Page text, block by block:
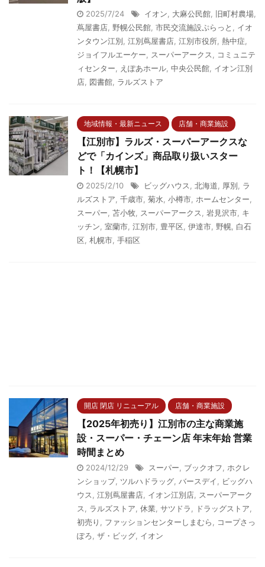
2025/7/24 イオン, 大麻公民館, 旧町村農場,
蔦屋書店, 野幌公民館, 市民交流施設ぷらっと , イオ
ンタウン江別, 江別蔦屋書店, 江別市役所, 熱中症,
ジョイフルエーケー, スーパーアークス, コミュニテ
ィセンター, えぽあホール, 中央公民館, イオン江別
店, 図書館, ラルズストア
地域情報・最新ニュース 店舗・商業施設
【江別市】ラルズ・スーパーアークスな
どで「カインズ」商品取り扱いスター
ト！【札幌市】
2025/2/10 ビッグハウス, 北海道, 厚別, ラ
ルズストア, 千歳市, 菊水, 小樽市, ホームセンター,
スーパー, 苫小牧, スーパーアークス, 岩見沢市, キ
ッチン, 室蘭市, 江別市, 豊平区, 伊達市, 野幌, 白石
区, 札幌市, 手稲区
開店 閉店 リニューアル 店舗・商業施設
【2025年初売り】江別市の主な商業施
設・スーパー・チェーン店 年末年始 営業
時間まとめ
2024/12/29 スーパー, ブックオフ, ホクレ
ンショップ, ツルハドラッグ, バースデイ, ビッグハ
ウス, 江別蔦屋書店, イオン江別店, スーパーアーク
ス, ラルズストア, 休業, サツドラ, ドラッグストア,
初売り , ファッションセンターしまむら, コープさっ
ぽろ, ザ・ビッグ, イオン